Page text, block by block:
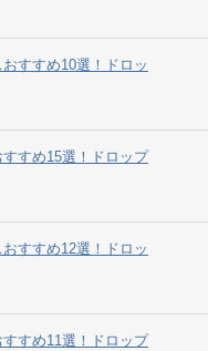
すすめ10選！ドロッ
すめ15選！ドロップ
すすめ12選！ドロッ
すめ11選！ドロップ